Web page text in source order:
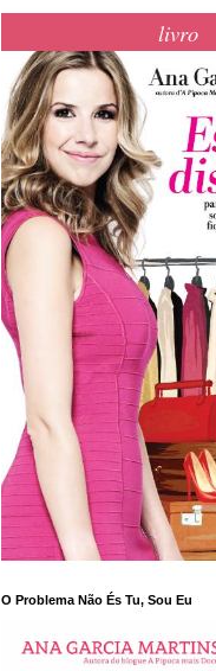
livro
O Problema Não És Tu, Sou Eu